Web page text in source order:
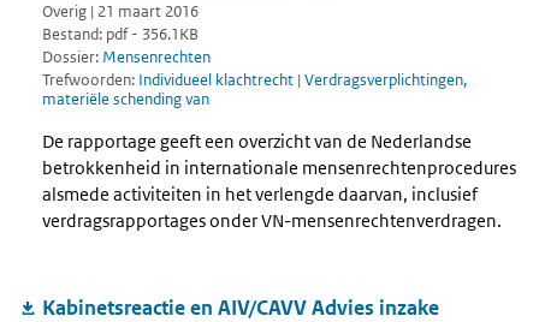
Overig | 21 maart 2016
Bestand: pdf - 356.1KB
Dossier: Mensenrechten
Trefwoorden: Individueel klachtrecht | Verdragsverplichtingen,
materiële schending van
De rapportage geeft een overzicht van de Nederlandse
betrokkenheid in internationale mensenrechtenprocedures
alsmede activiteiten in het verlengde daarvan, inclusief
verdragsrapportages onder VN-mensenrechtenverdragen.
Kabinetsreactie en AIV/CAVV Advies inzake